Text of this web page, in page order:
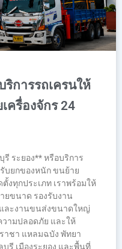
ริการรถเครนให้
ครื่องจักร 24
ระยอง** หรือบริการ
บยกของหนัก ขนย้าย
งทุกประเภท เราพร้อมให้
ยขนาด รองรับงาน
ละงานขนส่งขนาดใหญ่
ามปลอดภัย และให้
าชา แหลมฉบัง พัทยา
รี เมืองระยอง และพื้นที่